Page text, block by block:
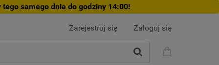
samego dnia do godziny 14:00!
Zarejestruj się Zaloguj się